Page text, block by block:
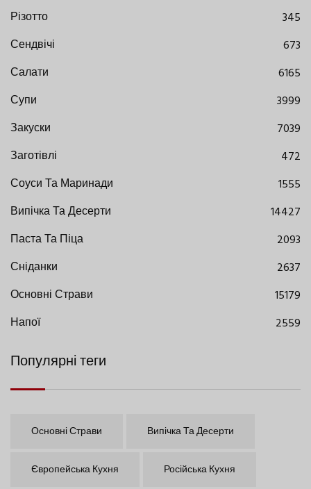
Різотто
345
Сендвічі
673
Салати
6165
Супи
3999
Закуски
7039
Заготівлі
472
Соуси Та Маринади
1555
Випічка Та Десерти
14427
Паста Та Піца
2093
Сніданки
2637
Основні Страви
15179
Напої
2559
Популярні теги
Основні Страви Випічка Та Десерти
Європейська Кухня Російська Кухня